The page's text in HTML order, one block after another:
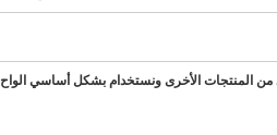
المنتجات الأخرى ونستخدام بشكل أساسي الواح